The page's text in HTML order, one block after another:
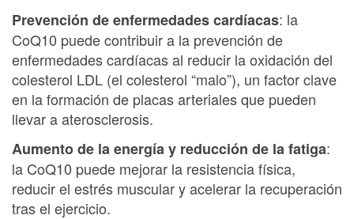
Prevención de enfermedades cardíacas: la
CoQ10 puede contribuir a la prevención de
enfermedades cardíacas al reducir la oxidación del
colesterol LDL (el colesterol “malo”), un factor clave
en la formación de placas arteriales que pueden
llevar a aterosclerosis.
Aumento de la energía y reducción de la fatiga:
la CoQ10 puede mejorar la resistencia física,
reducir el estrés muscular y acelerar la recuperación
tras el ejercicio.